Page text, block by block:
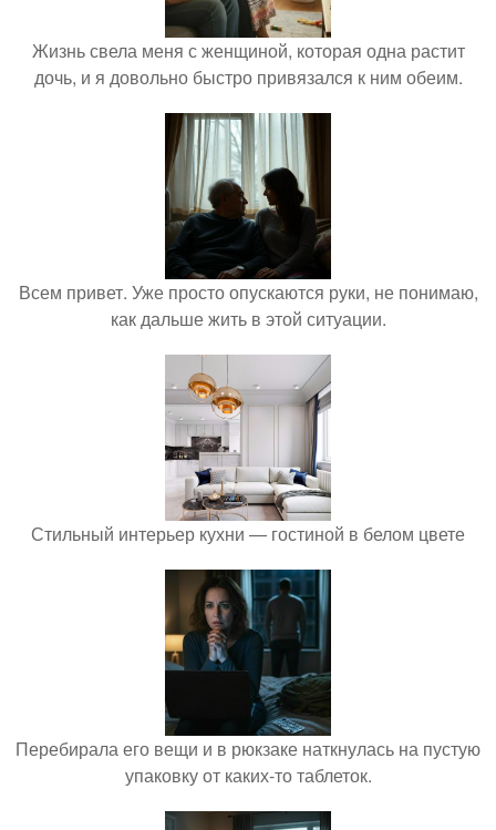
Жизнь свела меня с женщиной, которая одна растит
дочь, и я довольно быстро привязался к ним обеим.
Всем привет. Уже просто опускаются руки, не понимаю,
как дальше жить в этой ситуации.
Стильный интерьер кухни — гостиной в белом цвете
Перебирала его вещи и в рюкзаке наткнулась на пустую
упаковку от каких-то таблеток.